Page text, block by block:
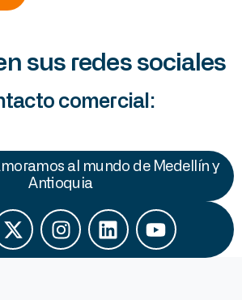
sus redes sociales
comercial:
al mundo de Medellín y
Antioquia